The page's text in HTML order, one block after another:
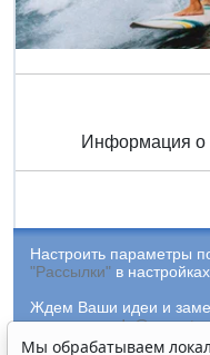
Информация о
Настроить параметры
"Рассылки" в
Ждем Ваши идеи и
рассылке:
Мы обрабатываем